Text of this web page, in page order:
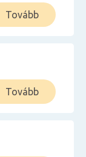
Tovább
Tovább